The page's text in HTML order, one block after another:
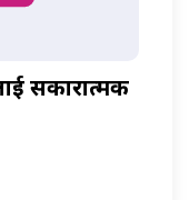
सकारात्मक